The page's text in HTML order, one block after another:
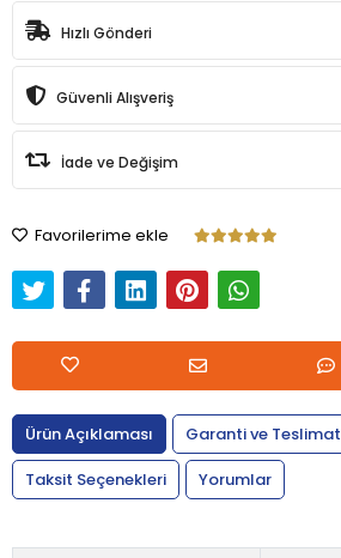
Hızlı Gönderi
Güvenli Alışveriş
İade ve Değişim
Favorilerime ekle
Ürün Açıklaması
Garanti ve Teslimat
Taksit Seçenekleri
Yorumlar